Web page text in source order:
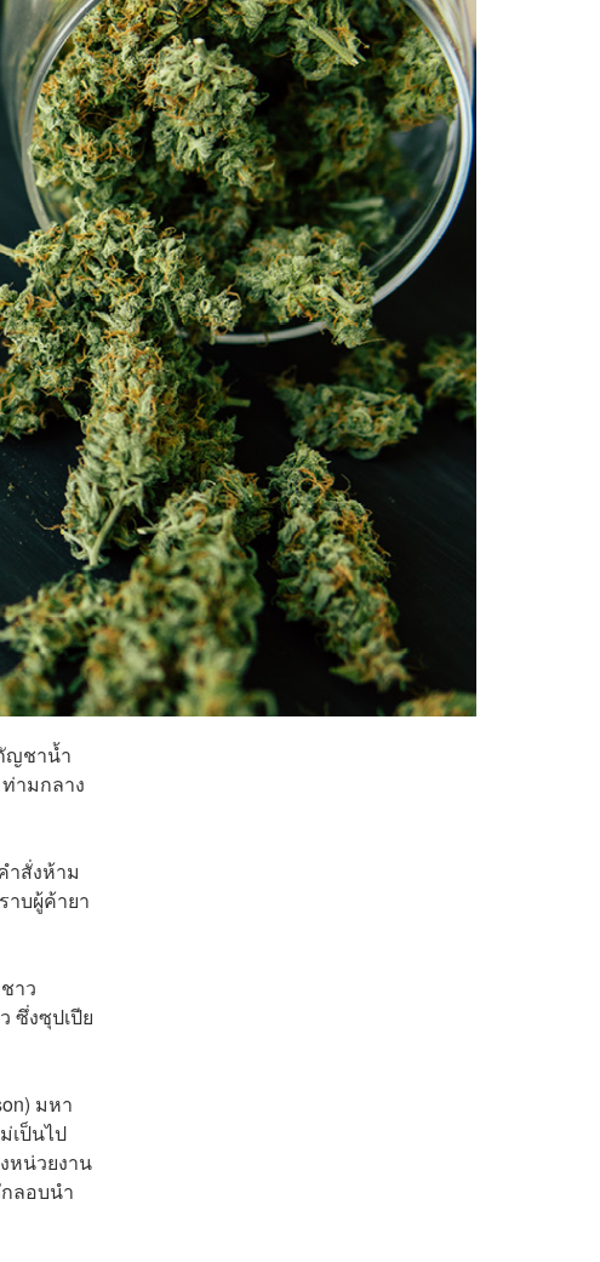
ญชาน้ำ
ามกลาง
ำสั่งห้าม
าบผู้ค้ายา
าว
ซึ่งซุปเปีย
มหา
เป็นไป
หน่วยงาน
ลอบนำ